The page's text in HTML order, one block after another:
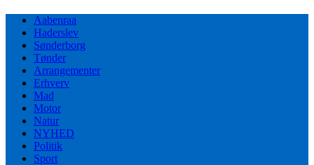
Aabenraa
Haderslev
Sønderborg
Tønder
Arrangementer
Erhverv
Mad
Motor
Natur
NYHED
Politik
Sport